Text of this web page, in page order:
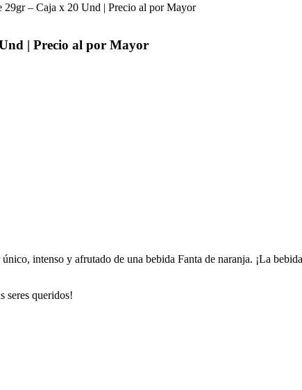
29gr – Caja x 20 Und | Precio al por Mayor
| Precio al por Mayor
intenso y afrutado de una bebida Fanta de naranja. ¡La
seres queridos!